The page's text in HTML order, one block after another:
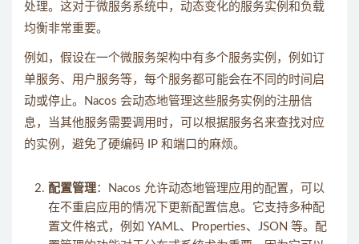
处理。这对于微服务系统中，动态变化的服务实例和负载
均衡非常重要。
例如，假设在一个微服务架构中有多个服务实例，例如订
单服务、用户服务等，每个服务都可能会在不同的时间启
动或停止。Nacos 会动态地管理这些服务实例的注册信
息，当其他服务需要调用时，可以根据服务名来查找对应
的实例，避免了硬编码 IP 和端口的麻烦。
配置管理：Nacos 允许动态地管理应用的配置，可以
在不重启应用的情况下更新配置信息。它支持多种配
置文件格式，例如 YAML、Properties、JSON 等。配